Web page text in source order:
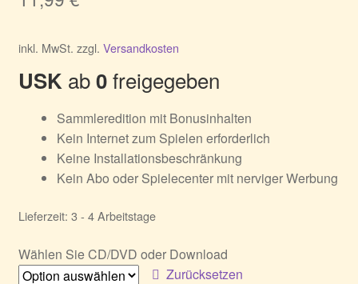
inkl. MwSt. zzgl. Versandkosten
USK ab0freigegeben
Sammleredition mit Bonusinhalten
Kein Internet zum Spielen erforderlich
Keine Installationsbeschränkung
Kein Abo oder Spielecenter mit nerviger Werbung
Lieferzeit: 3 - 4 Arbeitstage
Wählen Sie CD/DVD oder Download
Zurücksetzen